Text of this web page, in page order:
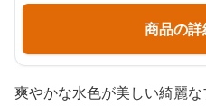
商品の
爽やかな水色が美しい綺麗